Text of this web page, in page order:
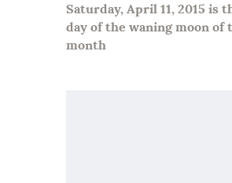
Saturday, April 11, 2015 is
day of the waning moon of
month